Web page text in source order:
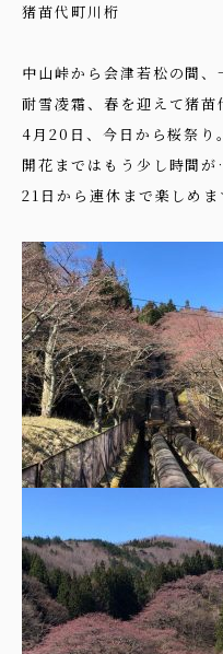
猪苗代町川桁
中山峠から会津若松の間、
耐雪凌霜、春を迎えて猪苗
4月20日、今日から桜祭り。
開花まではもう少し時間が
21日から連休まで楽しめま